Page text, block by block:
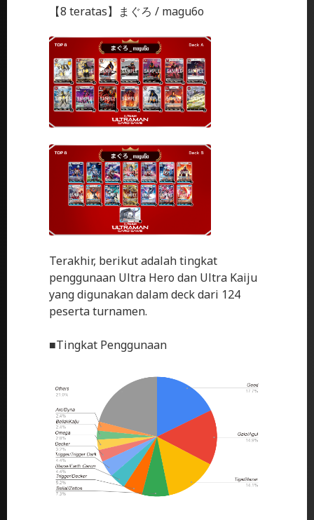
【8 teratas】まぐろ / magu6o
Terakhir, berikut adalah tingkat
penggunaan Ultra Hero dan Ultra Kaiju
yang digunakan dalam deck dari 124
peserta turnamen.
■Tingkat Penggunaan